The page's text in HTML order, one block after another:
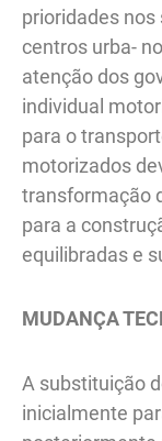
prioridades
centros urba-
atenção dos
individual
para o
motorizados
transformação
para a
equilibradas e
MUDANÇA
A substituição
inicialmente